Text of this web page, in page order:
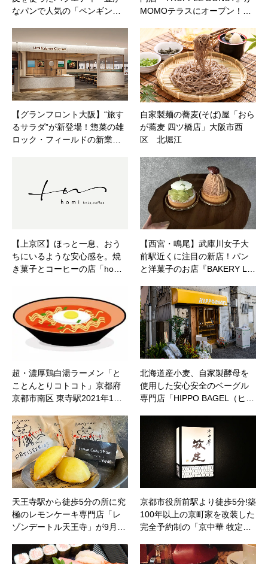
なパンで人気の「ペンギン…
MOMOテラスにオープン！…
【グランフロント大阪】“旅す
るサラダ”が新登場！惣菜の雄
ロック・フィールドの新業…
自家製麺の蕎麦(そば)屋「おら
が蕎麦 四ツ橋店」大阪市西
区 北堀江
【上京区】ほっと一息、おう
ちにいるような安心感を。焼
き菓子とコーヒーの店「ho…
【西宮・鳴尾】武庫川女子大
前駅近くに注目の新店！パン
と洋菓子のお店『BAKERY L…
超・濃厚鶏白湯ラーメン「と
ことんとりコトコト」京都府
京都市南区 東寺駅2021年1…
北海道産小麦、自家製酵母を
使用した安心安全のベーグル
専門店「HIPPO BAGEL（ヒ…
天王寺駅から徒歩5分の所に究
極のレモンケーキ専門店「レ
ゾンデートル天王寺」が9月…
京都市役所前駅より徒歩5分!築
100年以上の京町家を改装した
完全予約制の「京中華 牧定…